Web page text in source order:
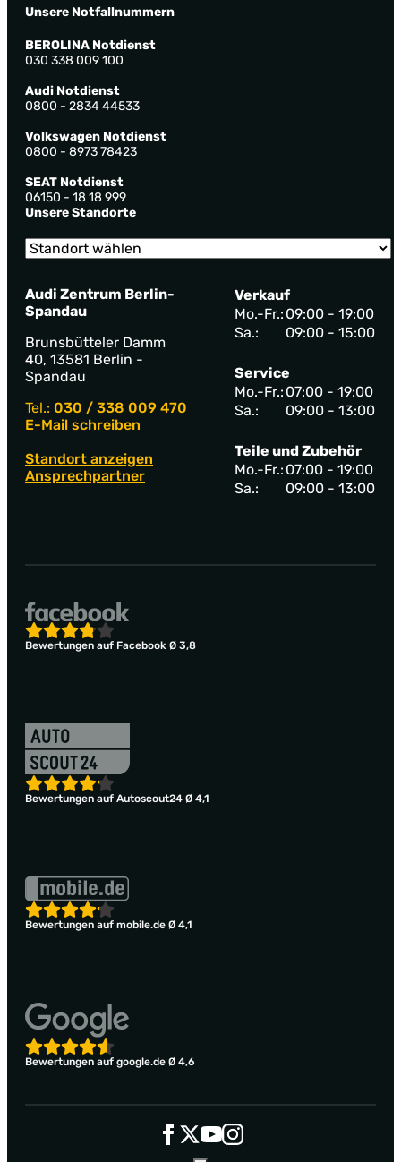
Unsere Notfallnummern
BEROLINA Notdienst
030 338 009 100
Audi Notdienst
0800 - 2834 44533
Volkswagen Notdienst
0800 - 8973 78423
SEAT Notdienst
06150 - 18 18 999
Unsere Standorte
Audi Zentrum Berlin-
Spandau
Brunsbütteler Damm
40, 13581 Berlin -
Spandau
Tel.: 030 / 338 009 470
E-Mail schreiben
Standort anzeigen
Ansprechpartner
Verkauf
Mo.-Fr.: 09:00 - 19:00
Sa.:
09:00 - 15:00
Service
Mo.-Fr.: 07:00 - 19:00
Sa.:
09:00 - 13:00
Teile und Zubehör
Mo.-Fr.: 07:00 - 19:00
Sa.:
09:00 - 13:00
Bewertungen auf Facebook Ø 3,8
Bewertungen auf Autoscout24 Ø 4,1
Bewertungen auf mobile.de Ø 4,1
Bewertungen auf google.de Ø 4,6